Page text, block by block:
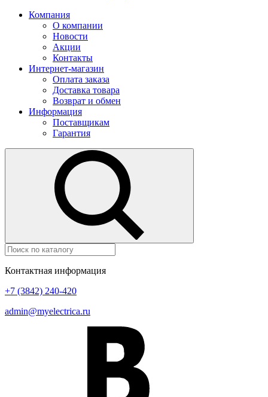
Компания
О компании
Новости
Акции
Контакты
Интернет-магазин
Оплата заказа
Доставка товара
Возврат и обмен
Информация
Поставщикам
Гарантия
Контактная информация
+7 (3842) 240-420
admin@myelectrica.ru